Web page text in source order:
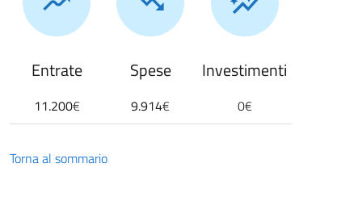
Entrate
11.200€
Spese
9.914€
Investimenti
0€
Torna al sommario